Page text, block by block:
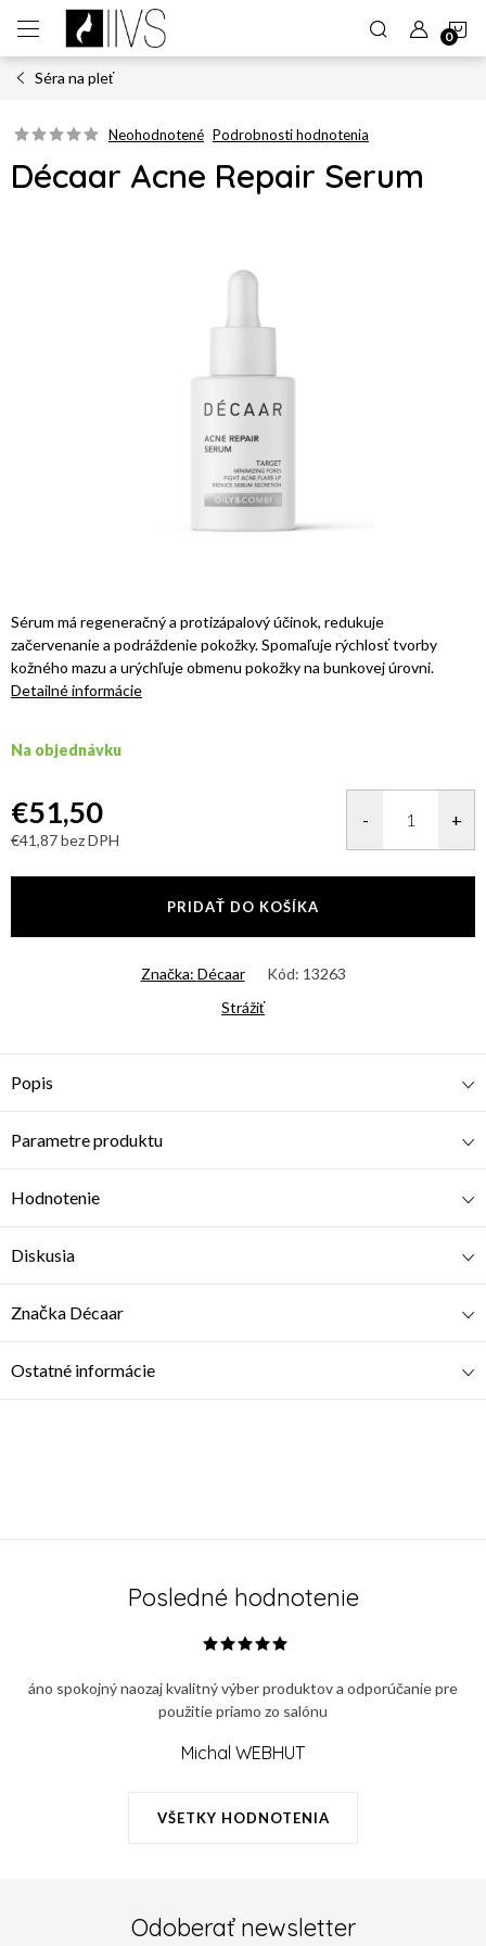
obsah
Séra na pleť
Neohodnotené Podrobnosti hodnotenia
Décaar Acne Repair Serum
Sérum má regeneračný a protizápalový účinok, redukuje
začervenanie a podráždenie pokožky. Spomaľuje rýchlosť tvorby
kožného mazu a urýchľuje obmenu pokožky na bunkovej úrovni.
Detailné informácie
Na objednávku
€51,50
€41,87 bez DPH
PRIDAŤ DO KOŠÍKA
Značka: Décaar Kód: 13263
Strážiť
Popis
Parametre produktu
Hodnotenie
Diskusia
Značka Décaar
Ostatné informácie
Posledné hodnotenie
VŠETKY HODNOTENIA
áno spokojný naozaj kvalitný výber produktov a odporúčanie pre
použitie priamo zo salónu
Michal WEBHUT
Odoberať newsletter